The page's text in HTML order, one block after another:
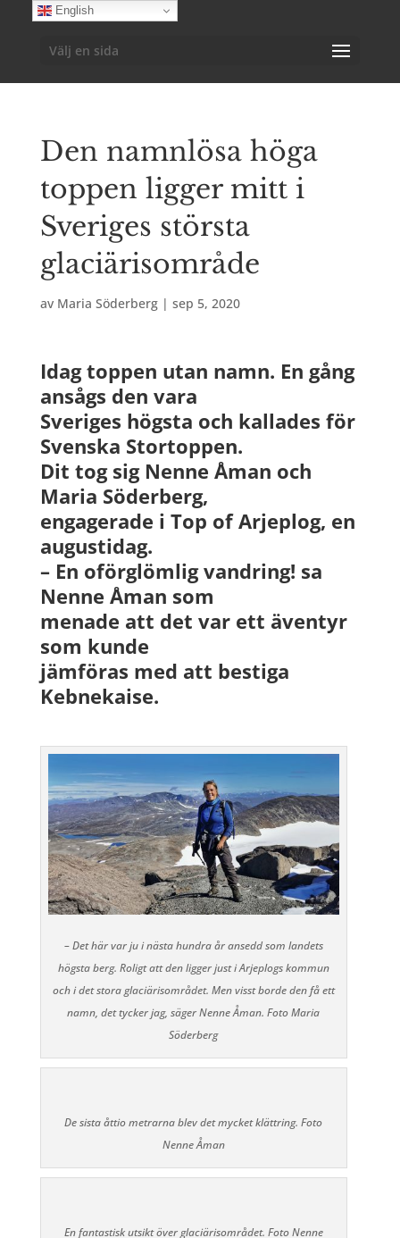
Välj en sida
Den namnlösa höga
toppen ligger mitt i
Sveriges största
glaciärisområde
av Maria Söderberg| sep 5, 2020
Idag toppen utan namn. En gång
ansågs den vara
Sveriges högsta och kallades för
Svenska Stortoppen.
Dit tog sig Nenne Åman och
Maria Söderberg,
engagerade i Top of Arjeplog, en
augustidag.
– En oförglömlig vandring! sa
Nenne Åman som
menade att det var ett äventyr
som kunde
jämföras med att bestiga
Kebnekaise.
– Det här var ju i nästa hundra år ansedd som landets
högsta berg. Roligt att den ligger just i Arjeplogs kommun
och i det stora glaciärisområdet. Men visst borde den få ett
namn, det tycker jag, säger Nenne Åman.Foto Maria
Söderberg
De sista åttio metrarna blev det mycket klättring. Foto
Nenne Åman
En fantastisk utsikt över glaciärisområdet. Foto Nenne
English